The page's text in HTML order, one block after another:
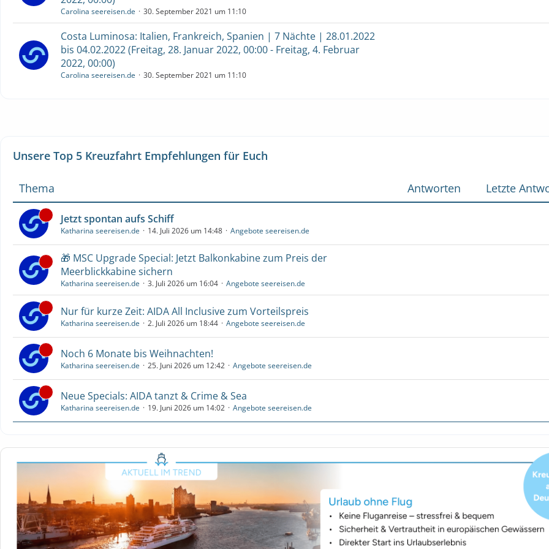
Carolina seereisen.de 30. September 2021 um 11:10
Costa Luminosa: Italien, Frankreich, Spanien | 7 Nächte | 28.01.2022
bis 04.02.2022 (Freitag, 28. Januar 2022, 00:00 - Freitag, 4. Februar
2022, 00:00)
Carolina seereisen.de 30. September 2021 um 11:10
Unsere Top 5 Kreuzfahrt Empfehlungen für Euch
Thema Antworten Letzte
Jetzt spontan aufs Schiff
Katharina seereisen.de 14. Juli 2026 um 14:48 Angebote seereisen.de
🎁 MSC Upgrade Special: Jetzt Balkonkabine zum Preis der
Meerblickkabine sichern
Katharina seereisen.de 3. Juli 2026 um 16:04 Angebote seereisen.de
Nur für kurze Zeit: AIDA All Inclusive zum Vorteilspreis
Katharina seereisen.de 2. Juli 2026 um 18:44 Angebote seereisen.de
Noch 6 Monate bis Weihnachten!
Katharina seereisen.de 25. Juni 2026 um 12:42 Angebote seereisen.de
Neue Specials: AIDA tanzt & Crime & Sea
Katharina seereisen.de 19. Juni 2026 um 14:02 Angebote seereisen.de